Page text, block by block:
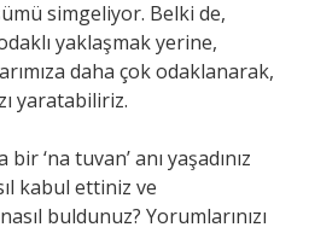
simgeliyor. Belki de,
yaklaşmak yerine,
daha çok odaklanarak,
yaratabiliriz.
‘na tuvan’ anı yaşadınız
kabul ettiniz ve
buldunuz? Yorumlarınızı